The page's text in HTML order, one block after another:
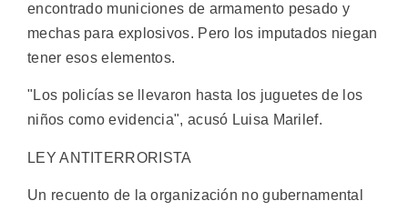
encontrado municiones de armamento pesado y
mechas para explosivos. Pero los imputados niegan
tener esos elementos.
"Los policías se llevaron hasta los juguetes de los
niños como evidencia", acusó Luisa Marilef.
LEY ANTITERRORISTA
Un recuento de la organización no gubernamental